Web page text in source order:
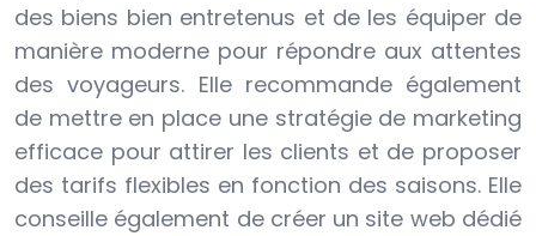
des biens bien entretenus et de les équiper de
manière moderne pour répondre aux attentes
des voyageurs. Elle recommande également
de mettre en place une stratégie de marketing
efficace pour attirer les clients et de proposer
des tarifs flexibles en fonction des saisons. Elle
conseille également de créer un site web dédié